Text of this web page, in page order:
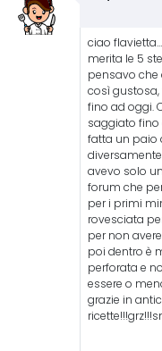
ciao
merita le 5
pensavo che
così gustosa,
fino ad oggi.
saggiato fino
fatta un paio
avevo solo
forum che
per i primi
rovesciata
per non
poi dentro è
perforata e
essere o
grazie in